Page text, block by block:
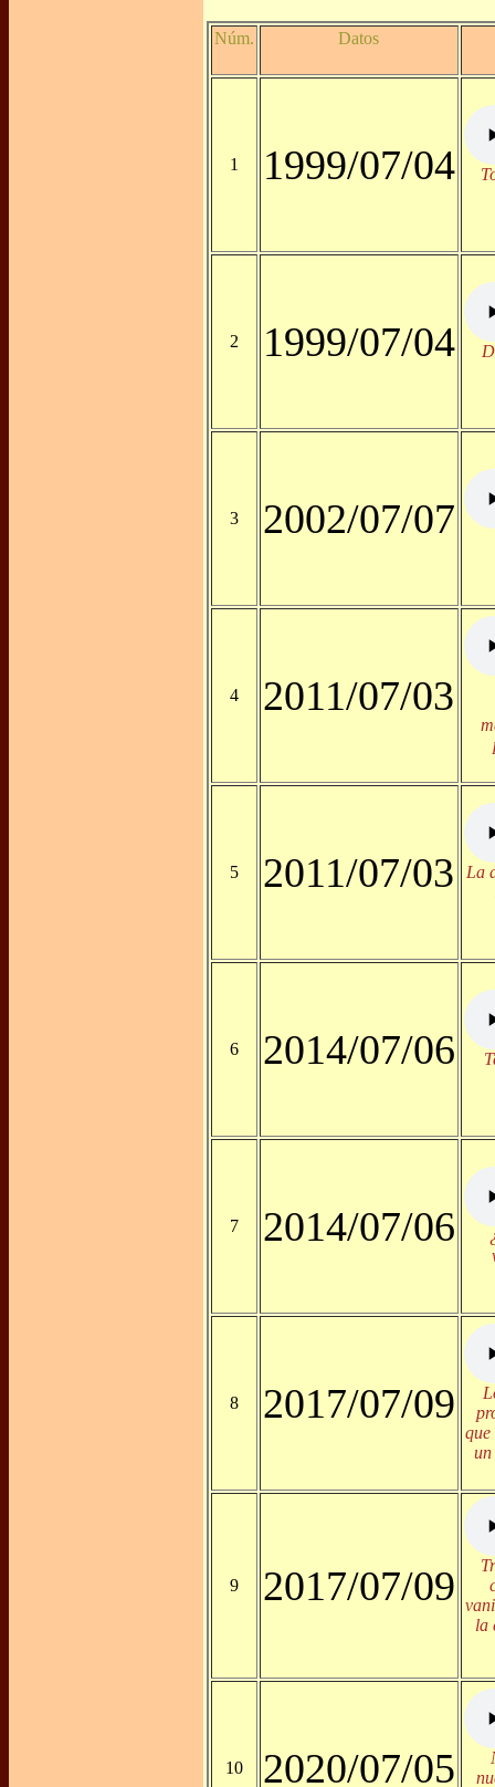
Núm. Datos
1 1999/07/04
2 1999/07/04
3 2002/07/07
4 2011/07/03
5 2011/07/03
La
6 2014/07/06
7 2014/07/06
8 2017/07/09
que
un
9 2017/07/09
la
10 2020/07/05